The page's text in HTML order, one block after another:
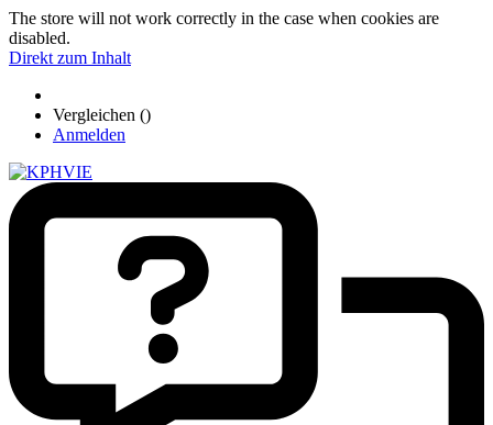
The store will not work correctly in the case when cookies are
disabled.
Direkt zum Inhalt
Vergleichen ()
Anmelden